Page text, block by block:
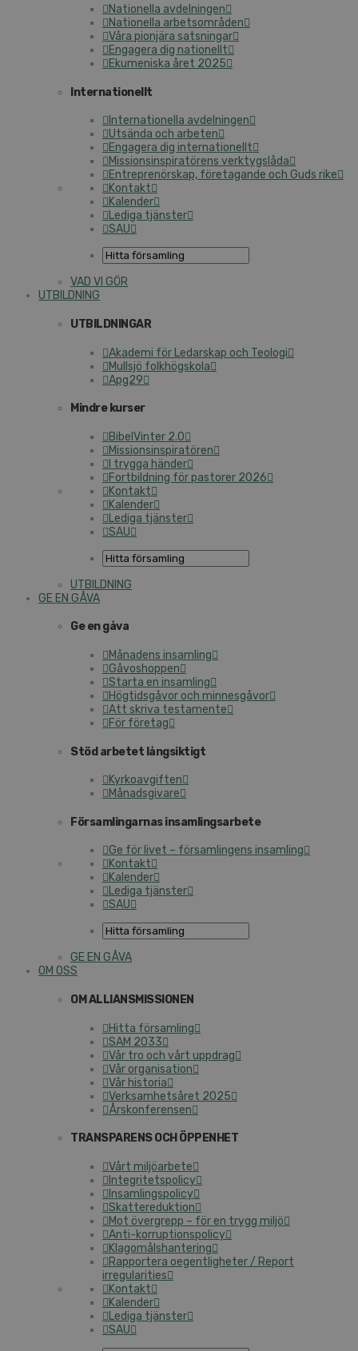
Nationella avdelningen
Nationella arbetsområden
Våra pionjära satsningar
Engagera dig nationellt
Ekumeniska året 2025
Internationellt
Internationella avdelningen
Utsända och arbeten
Engagera dig internationellt
Missionsinspiratörens verktygslåda
Entreprenörskap, företagande och Guds rike
Kontakt
Kalender
Lediga tjänster
SAU
VAD VI GÖR
UTBILDNING
UTBILDNINGAR
Akademi för Ledarskap och Teologi
Mullsjö folkhögskola
Apg29
Mindre kurser
BibelVinter 2.0
Missionsinspiratören
I trygga händer
Fortbildning för pastorer 2026
Kontakt
Kalender
Lediga tjänster
SAU
UTBILDNING
GE EN GÅVA
Ge en gåva
Månadens insamling
Gåvoshoppen
Starta en insamling
Högtidsgåvor och minnesgåvor
Att skriva testamente
För företag
Stöd arbetet långsiktigt
Kyrkoavgiften
Månadsgivare
Församlingarnas insamlingsarbete
Ge för livet – församlingens insamling
Kontakt
Kalender
Lediga tjänster
SAU
GE EN GÅVA
OM OSS
OM ALLIANSMISSIONEN
Hitta församling
SAM 2033
Vår tro och vårt uppdrag
Vår organisation
Vår historia
Verksamhetsåret 2025
Årskonferensen
TRANSPARENS OCH ÖPPENHET
Vårt miljöarbete
Integritetspolicy
Insamlingspolicy
Skattereduktion
Mot övergrepp – för en trygg miljö
Anti-korruptionspolicy
Klagomålshantering
Rapportera oegentligheter / Report
irregularities
Kontakt
Kalender
Lediga tjänster
SAU